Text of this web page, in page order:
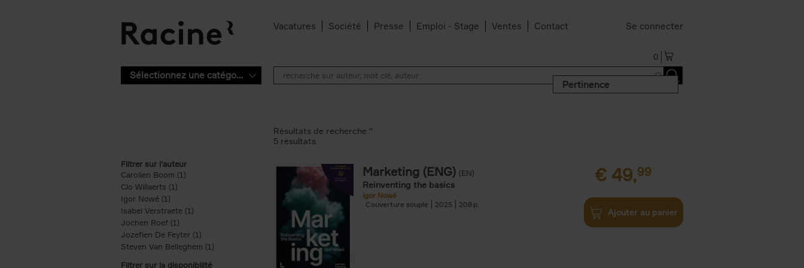
Vacatures Société Presse Emploi - Stage Ventes Contact Se connecter
0
Sélectionnez une catégorie
Pertinence
Filtrer sur l'auteur
Carolien Boom (1)
Clo Willaerts (1)
Igor Nowé (1)
Isabel Verstraete (1) Apply Isabel Verstraete filter
Jochen Roef (1)
Jozefien De Feyter (1) Apply Jozefien De Feyter filter
Steven Van Belleghem (1) Apply Steven Van Belleghem filter
Filtrer sur la disponibilité
Résultats de recherche ''
5 résultats
Marketing (ENG) (EN)
Reinventing the basics
Igor Nowé
Couverture souple
2025 208
€ 49,99
Ajouter au panier